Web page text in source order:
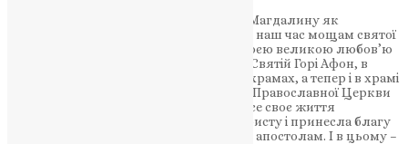
Православна Церква вшановує Марію Магдалину як
рівноапостольну святу мироносицю. В наш час мощам святої
жінки, яка перемогла земний страх своєю великою любов’ю
до Спасителя, можна поклонитися на Святій Горі Афон, в
Єрусалимі, в декількох європейських храмах, а тепер і в храмі
Святих Жон-Мироносиць с. Почапинці Православної Церкви
України Тернопільської Єпархії. Вона все своє життя
присвятила беззавітному служінню Христу і принесла благу
звістку тим, хто мав благовістити сам – апостолам. І в цьому –